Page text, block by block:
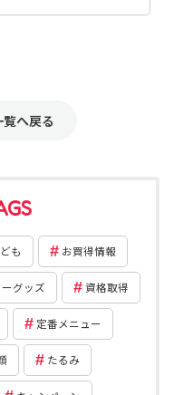
へ戻る
も お買得情報
グッズ 資格取得
定番メニュー
たるみ